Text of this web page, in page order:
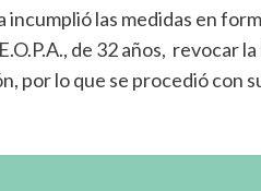
incumplió las medidas en
de 32 años, revocar
por lo que se procedió con